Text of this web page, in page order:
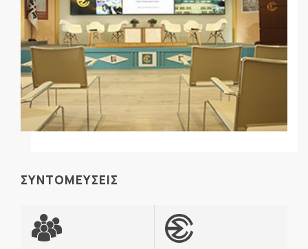
ΣΥΝΤΟΜΕΥΣΕΙΣ